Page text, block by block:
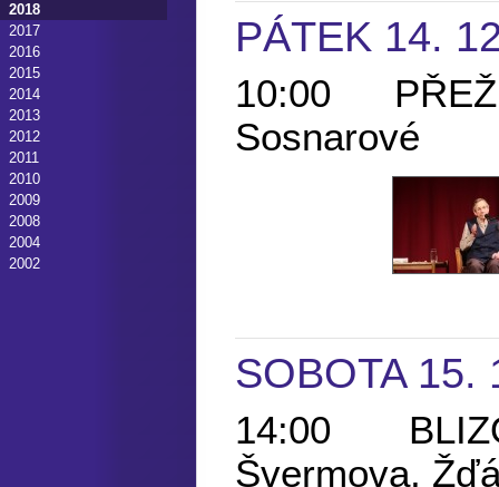
2018
2017
2016
2015
2014
2013
2012
2011
2010
2009
2008
2004
2002
PÁTEK 14.
10:00
Sosnarové
SOBOTA 15.
14:00
Švermova,